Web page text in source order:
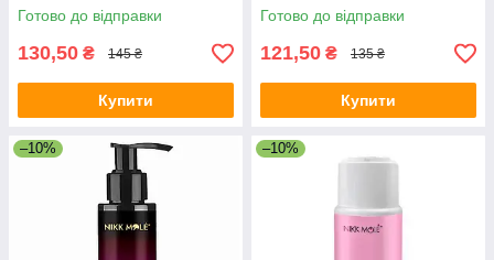
Готово до відправки
130,50 ₴ 145 ₴
Купити
Готово до відправки
121,50 ₴ 135 ₴
Купити
–10% –10%